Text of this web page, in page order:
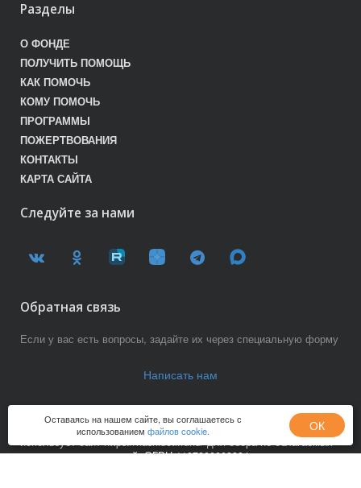
Разделы
О ФОНДЕ
ПОЛУЧИТЬ ПОМОЩЬ
КАК ПОМОЧЬ
КОМУ ПОМОЧЬ
ПРОГРАММЫ
ПОЖЕРТВОВАНИЯ
КОНТАКТЫ
КАРТА САЙТА
Следуйте за нами
Обратная связь
Если у вас есть вопросы, задайте их через специальную форму
Написать нам
Благотворительный фонд «Наши Дети-Наше будущее»
использует сайт https://nashideti.fund/ для сбора не облагаемых
налогом пожертвований, ОГРН 1197800003334 целевое
Оставаясь на нашем сайте, вы соглашаетесь с
использованием файлов cookie. ОК